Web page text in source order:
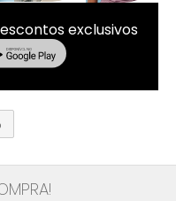
exclusivos